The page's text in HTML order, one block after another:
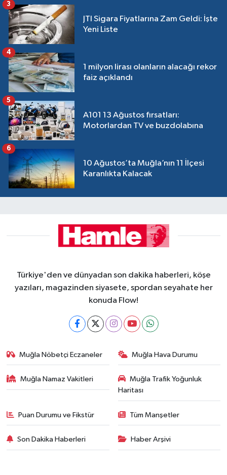
JTI Sigara Fiyatlarına Zam Geldi: İşte
Yeni Liste
3
1 milyon lirası olanların alacağı rekor
faiz açıklandı
4
A101 13 Ağustos fırsatları:
Motorlardan TV ve buzdolabına
5
10 Ağustos’ta Muğla’nın 11 İlçesi
Karanlıkta Kalacak
6
Türkiye'den ve dünyadan son dakika haberleri, köşe
yazıları, magazinden siyasete, spordan seyahate her
konuda Flow!
Muğla Nöbetçi Eczaneler Muğla Hava Durumu
Muğla Namaz Vakitleri
Muğla Trafik Yoğunluk
Haritası
Puan Durumu ve Fikstür Tüm Manşetler
Son Dakika Haberleri Haber Arşivi